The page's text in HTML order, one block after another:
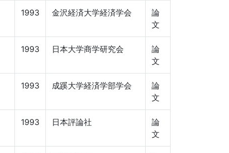
1993 金沢経済大学経済学会
論
文
1993 日本大学商学研究会
論
文
1993 成蹊大学経済学部学会
論
文
1993 日本評論社
論
文